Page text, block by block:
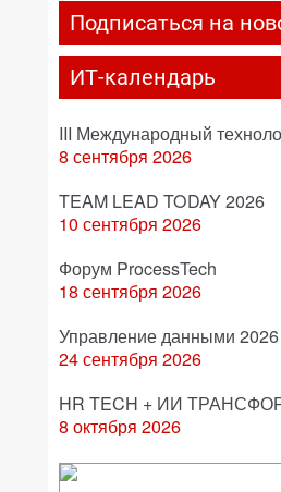
Подписаться на
ИТ-календарь
III Международный
8 сентября 2026
TEAM LEAD TODAY 2026
10 сентября 2026
Форум ProcessTech
18 сентября 2026
Управление данными 2026
24 сентября 2026
HR TECH + ИИ
8 октября 2026